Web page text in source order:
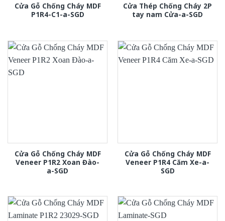
Cửa Gỗ Chống Cháy MDF
P1R4-C1-a-SGD
Cửa Thép Chống Cháy 2P
tay nam Cửa-a-SGD
Cửa Gỗ Chống Cháy MDF
Veneer P1R2 Xoan Đào-
a-SGD
Cửa Gỗ Chống Cháy MDF
Veneer P1R4 Căm Xe-a-
SGD